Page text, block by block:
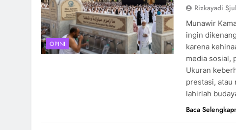
OPINI
Rizkayadi
Munawir
ingin
karena
media sosial,
Ukuran
prestasi, atau
lahirlah
Baca